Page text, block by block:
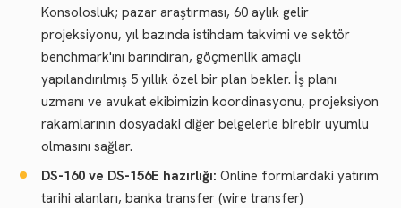
Konsolosluk; pazar araştırması, 60 aylık gelir
projeksiyonu, yıl bazında istihdam takvimi ve sektör
benchmark'ını barındıran, göçmenlik amaçlı
yapılandırılmış 5 yıllık özel bir plan bekler. İş planı
uzmanı ve avukat ekibimizin koordinasyonu, projeksiyon
rakamlarının dosyadaki diğer belgelerle birebir uyumlu
olmasını sağlar.
DS-160 ve DS-156E hazırlığı: Online formlardaki yatırım
tarihi alanları, banka transfer (wire transfer)